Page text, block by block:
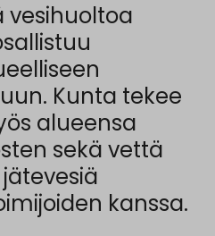
vesihuoltoa
Kunta tekee
alueensa
sekä vettä
kanssa.